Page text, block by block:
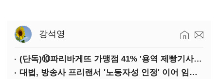
강석영
(단독)⑩파리바게뜨 가맹점 41% '용역 제빵기사 없어'…고용불안 속 브랜드가치도 '흔들'
대법, 방송사 프리랜서 '노동자성 인정' 이어 임금차별 '제동'